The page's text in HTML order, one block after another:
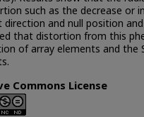
such as the decrease or
direction and null position
that distortion from this
of array elements and the
Commons License